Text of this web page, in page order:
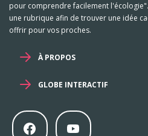
pour comprendre facilement
une rubrique afin de trouver une idée
offrir pour vos proches.
À PROPOS
GLOBE INTERACTIF